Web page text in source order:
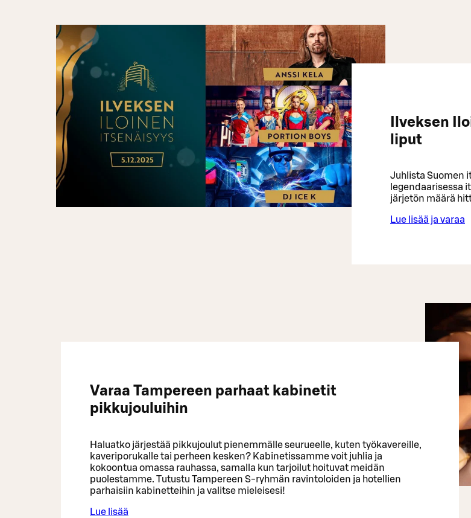
Ilveksen
liput
Juhlista Suomen
legendaarisessa
järjetön määrä
Lue lisää ja varaa
Varaa Tampereen parhaat kabinetit
pikkujouluihin
Haluatko järjestää pikkujoulut pienemmälle seurueelle, kuten työkavereille,
kaveriporukalle tai perheen kesken? Kabinetissamme voit juhlia ja
kokoontua omassa rauhassa, samalla kun tarjoilut hoituvat meidän
puolestamme. Tutustu Tampereen S-ryhmän ravintoloiden ja hotellien
parhaisiin kabinetteihin ja valitse mieleisesi!
Lue lisää